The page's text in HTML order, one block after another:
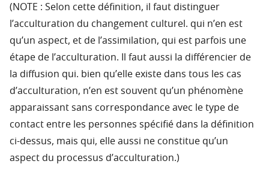
(NOTE : Selon cette définition, il faut distinguer
l’acculturation du changement culturel. qui n’en est
qu’un aspect, et de l’assimilation, qui est parfois une
étape de l’acculturation. Il faut aussi la différencier de
la diffusion qui. bien qu’elle existe dans tous les cas
d’acculturation, n’en est souvent qu’un phénomène
apparaissant sans correspondance avec le type de
contact entre les personnes spécifié dans la définition
ci-dessus, mais qui, elle aussi ne constitue qu’un
aspect du processus d’acculturation.)